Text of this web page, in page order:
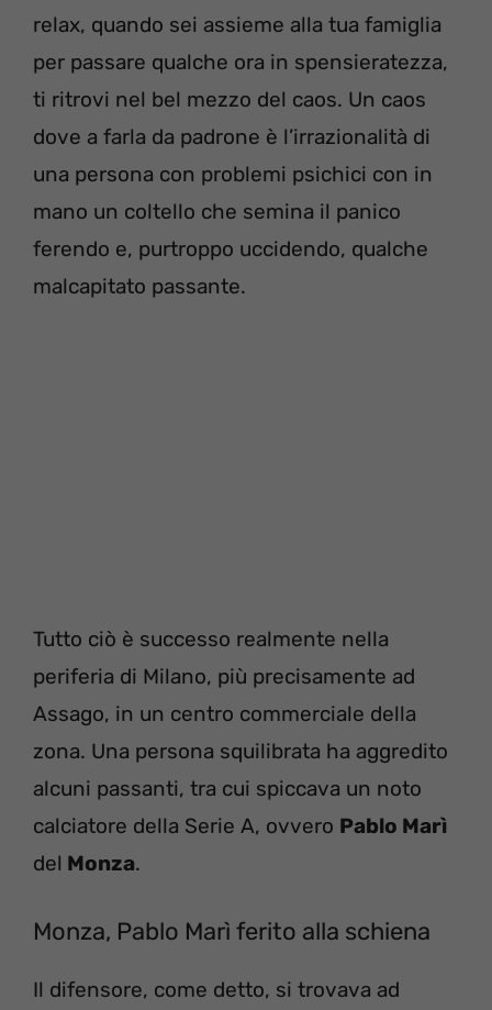
relax, quando sei assieme alla tua famiglia
per passare qualche ora in spensieratezza,
ti ritrovi nel bel mezzo del caos. Un caos
dove a farla da padrone è l’irrazionalità di
una persona con problemi psichici con in
mano un coltello che semina il panico
ferendo e, purtroppo uccidendo, qualche
malcapitato passante.
Tutto ciò è successo realmente nella
periferia di Milano, più precisamente ad
Assago, in un centro commerciale della
zona. Una persona squilibrata ha aggredito
alcuni passanti, tra cui spiccava un noto
calciatore della Serie A, ovvero Pablo Marì
del Monza.
Monza, Pablo Marì ferito alla schiena
Il difensore, come detto, si trovava ad